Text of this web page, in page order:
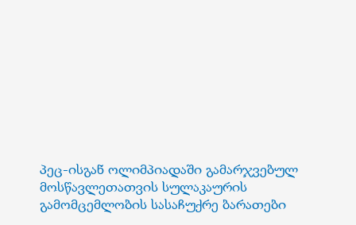
პეც-ისგან ოლიმპიადაში გამარჯვებულ
მოსწავლეთათვის სულაკაურის
გამომცემლობის სასაჩუქრე ბარათები